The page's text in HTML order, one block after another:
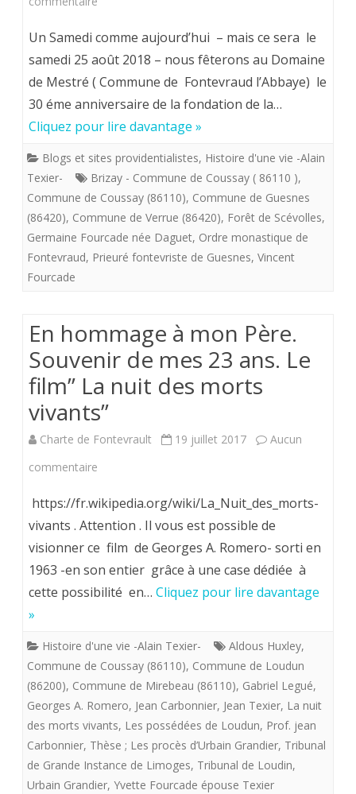
Providence.
9
décembre
2017.
venez
et
voyez
les
blancs
déposés
sur
notre
chemin
la
Providence.
Un Samedi comme aujourd’hui – mais ce sera le
samedi 25 août 2018 – nous fêterons au Domaine
de Mestré ( Commune de Fontevraud l’Abbaye) le
30 éme anniversaire de la fondation de la…
Cliquez pour lire davantage »
Blogs et sites providentialistes, Histoire d'une vie -Alain
Texier-
Brizay - Commune de Coussay ( 86110 ),
Commune de Coussay (86110), Commune de Guesnes
(86420), Commune de Verrue (86420), Forêt de Scévolles,
Germaine Fourcade née Daguet, Ordre monastique de
Fontevraud, Prieuré fontevriste de Guesnes, Vincent
Fourcade
En hommage à mon Père.
Souvenir de mes 23 ans. Le
film” La nuit des morts
vivants”
Charte de Fontevrault 19 juillet 2017
Aucun
commentaire
hommage
à
mon
de
mes
ans.
Le
https://fr.wikipedia.org/wiki/La_Nuit_des_morts-
vivants . Attention . Il vous est possible de
visionner ce film de Georges A. Romero- sorti en
1963 -en son entier grâce à une case dédiée à
cette possibilité en… Cliquez pour lire davantage
»
Histoire d'une vie -Alain Texier- Aldous Huxley,
Commune de Coussay (86110), Commune de Loudun
(86200), Commune de Mirebeau (86110), Gabriel Legué,
Georges A. Romero, Jean Carbonnier, Jean Texier, La nuit
des morts vivants, Les possédées de Loudun, Prof. jean
Carbonnier, Thèse ; Les procès d’Urbain Grandier, Tribunal
de Grande Instance de Limoges, Tribunal de Loudin,
Urbain Grandier, Yvette Fourcade épouse Texier